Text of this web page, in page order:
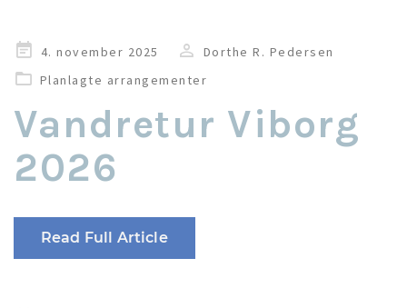
Udgivet
i
4. november 2025
Dorthe R. Pedersen
Planlagte arrangementer
Vandretur Viborg
2026
Read Full Article